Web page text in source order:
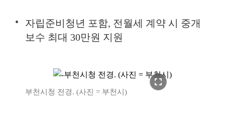
자립준비청년 포함, 전월세 계약 시 중개
보수 최대 30만원 지원
fullscreen
부천시청 전경. (사진 = 부천시)